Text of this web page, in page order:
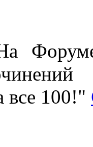
все 100!"